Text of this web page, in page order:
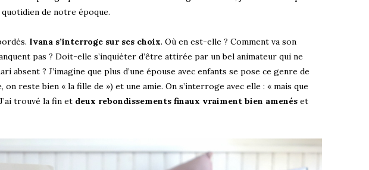
de notre époque.
Ivana s’interroge sur ses choix. Où en est-elle ? Comment va son
pas ? Doit-elle s’inquiéter d’être attirée par un bel animateur qui ne
absent ? J’imagine que plus d’une épouse avec enfants se pose ce genre de
on reste bien « la fille de ») et une amie. On s’interroge avec elle : « mais que
trouvé la fin et deux rebondissements finaux vraiment bien amenés et